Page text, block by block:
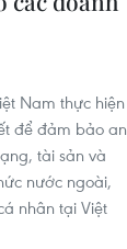
Nam thực hiện
để đảm bảo an
tài sản và
nước ngoài,
nhân tại Việt